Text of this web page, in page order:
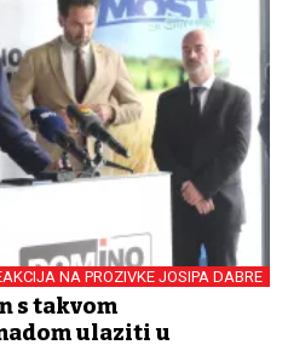
NA PROZIVKE JOSIPA DABRE
s takvom
ulaziti u